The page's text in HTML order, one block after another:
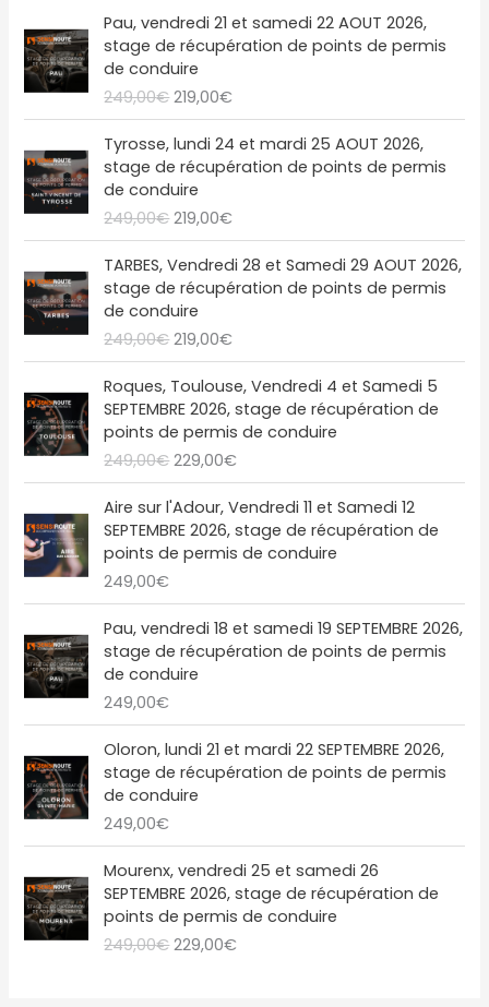
Pau, vendredi 21 et samedi 22 AOUT 2026,
stage de récupération de points de permis
de conduire
249,00€
L
e
p
r
i
x
i
n
i
t
i
a
l
é
t
a
i
t
2
9
,
0
€
.
219,00€
e
p
x
a
c
e
l
e
:
2
1
,
0
€
.
Tyrosse, lundi 24 et mardi 25 AOUT 2026,
stage de récupération de points de permis
de conduire
249,00€
L
e
p
r
i
x
i
n
i
t
i
a
l
é
t
a
i
t
9
,
0
€
.
219,00€
L
e
p
x
a
c
e
l
e
s
t
:
2
1
0
€
TARBES, Vendredi 28 et Samedi 29 AOUT 2026,
stage de récupération de points de permis
de conduire
249,00€
L
e
p
r
i
x
i
n
i
t
i
a
l
é
a
i
t
9
,
0
€
.
219,00€
L
e
p
x
a
c
t
u
e
l
e
s
:
2
0
€
Roques, Toulouse, Vendredi 4 et Samedi 5
SEPTEMBRE 2026, stage de récupération de
points de permis de conduire
249,00€
L
e
p
r
i
x
i
n
i
i
a
l
é
a
i
t
9
,
0
0
229,00€
e
p
r
x
a
c
t
e
l
e
:
2
0
€
.
Aire sur l'Adour, Vendredi 11 et Samedi 12
SEPTEMBRE 2026, stage de récupération de
points de permis de conduire
249,00€
Pau, vendredi 18 et samedi 19 SEPTEMBRE 2026,
stage de récupération de points de permis
de conduire
249,00€
Oloron, lundi 21 et mardi 22 SEPTEMBRE 2026,
stage de récupération de points de permis
de conduire
249,00€
Mourenx, vendredi 25 et samedi 26
SEPTEMBRE 2026, stage de récupération de
points de permis de conduire
249,00€
e
p
r
i229,00€
L
e
p
r